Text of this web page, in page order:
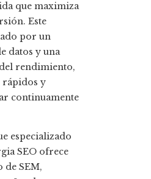
que maximiza
Este
por un
datos y una
rendimiento,
rápidos y
continuamente
especializado
SEO ofrece
SEM,